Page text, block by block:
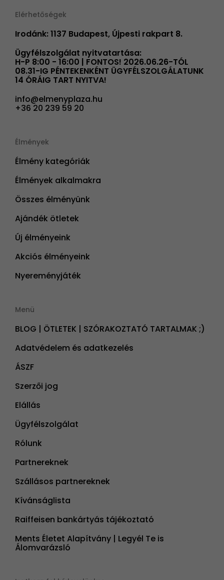
Elérhetőségek
Irodánk: 1137 Budapest, Újpesti rakpart 8.
Ügyfélszolgálat nyitvatartása:
H-P 8:00 - 16:00 | FONTOS! 2026.06.26-TÓL
08.31-IG PÉNTEKENKÉNT ÜGYFÉLSZOLGÁLATUNK
14 ÓRÁIG TART NYITVA!
info@elmenyplaza.hu
+36 20 239 59 20
Élmények
Élmény kategóriák
Élmények alkalmakra
Összes élményünk
Ajándék ötletek
Új élményeink
Akciós élményeink
Nyereményjáték
Menü
BLOG | ÖTLETEK | SZÓRAKOZTATÓ TARTALMAK ;)
Adatvédelem és adatkezelés
ÁSZF
Szerzői jog
Elállás
Ügyfélszolgálat
Rólunk
Partnereknek
Szállásos partnereknek
Kívánságlista
Raiffeisen bankártyás tájékoztató
Ments Életet Alapítvány | Legyél Te is
Álomvarázsló